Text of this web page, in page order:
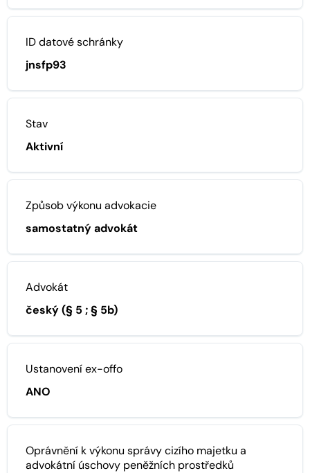
ID datové schránky
jnsfp93
Stav
Aktivní
Způsob výkonu advokacie
samostatný advokát
Advokát
český (§ 5 ; § 5b)
Ustanovení ex-offo
ANO
Oprávnění k výkonu správy cizího majetku a
advokátní úschovy peněžních prostředků